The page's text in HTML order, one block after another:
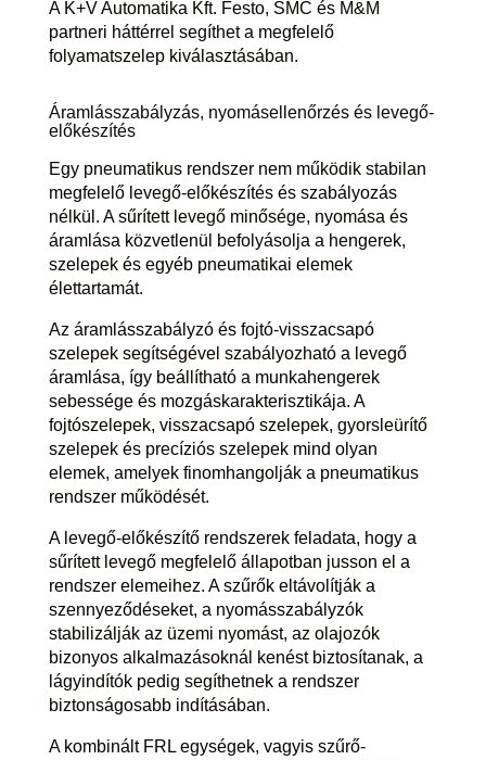
A K+V Automatika Kft. Festo, SMC és M&M
partneri háttérrel segíthet a megfelelő
folyamatszelep kiválasztásában.
Áramlásszabályzás, nyomásellenőrzés és levegő-
előkészítés
Egy pneumatikus rendszer nem működik stabilan
megfelelő levegő-előkészítés és szabályozás
nélkül. A sűrített levegő minősége, nyomása és
áramlása közvetlenül befolyásolja a hengerek,
szelepek és egyéb pneumatikai elemek
élettartamát.
Az áramlásszabályzó és fojtó-visszacsapó
szelepek segítségével szabályozható a levegő
áramlása, így beállítható a munkahengerek
sebessége és mozgáskarakterisztikája. A
fojtószelepek, visszacsapó szelepek, gyorsleürítő
szelepek és precíziós szelepek mind olyan
elemek, amelyek finomhangolják a pneumatikus
rendszer működését.
A levegő-előkészítő rendszerek feladata, hogy a
sűrített levegő megfelelő állapotban jusson el a
rendszer elemeihez. A szűrők eltávolítják a
szennyeződéseket, a nyomásszabályzók
stabilizálják az üzemi nyomást, az olajozók
bizonyos alkalmazásoknál kenést biztosítanak, a
lágyindítók pedig segíthetnek a rendszer
biztonságosabb indításában.
A kombinált FRL egységek, vagyis szűrő-